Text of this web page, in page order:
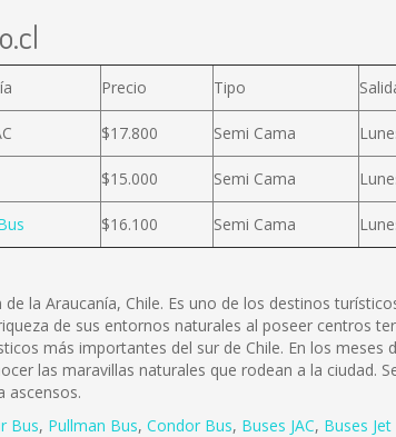
Precio Tipo
$17.800 Semi Cama
$15.000 Semi Cama
$16.100 Semi Cama
la Araucanía, Chile. Es uno de los destinos
de sus entornos naturales al poseer centros
más importantes del sur de Chile. En los
las maravillas naturales que rodean a la ciudad.
ascensos.
Bus, Pullman Bus, Condor Bus, Buses JAC, Buses Jet